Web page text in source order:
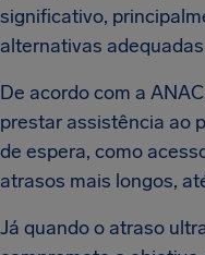
significativo,
alternativas
De acordo com a
prestar assistência ao
de espera, como
atrasos mais longos,
Já quando o atraso